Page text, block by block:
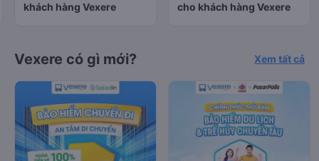
khách hàng Vexere
cho khách hàng Vexere
Vexere có gì mới? Xem tất cả